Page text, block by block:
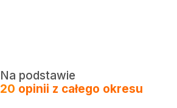
Na podstawie
20 opinii z całego okresu